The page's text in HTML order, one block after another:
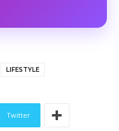
LIFESTYLE
Twitter